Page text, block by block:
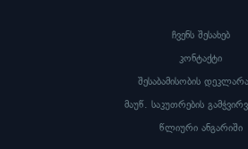
ჩვენს შესახებ
კონტაქტი
შესაბამისობის
მაუწ. საკუთრების
წლიური ანგარიში